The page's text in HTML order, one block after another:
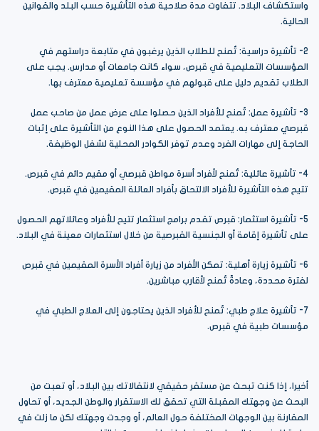
واستكشاف البلاد. تتفاوت مدة صلاحية هذه التأشيرة حسب البلد والقوانين
الحالية.
2- تأشيرة دراسية: تُمنح للطلاب الذين يرغبون في متابعة دراستهم في
المؤسسات التعليمية في قبرص، سواء كانت جامعات أو مدارس. يجب على
الطلاب تقديم دليل على قبولهم في مؤسسة تعليمية معترف بها.
3- تأشيرة عمل: تُمنح للأفراد الذين حصلوا على عرض عمل من صاحب عمل
قبرصي معترف به. يعتمد الحصول على هذا النوع من التأشيرة على إثبات
الحاجة إلى مهارات الفرد وعدم توفر الكوادر المحلية لشغل الوظيفة.
4- تأشيرة عائلية: تُمنح لأفراد أسرة مواطن قبرصي أو مقيم دائم في قبرص.
تتيح هذه التأشيرة للأفراد الالتحاق بأفراد العائلة المقيمين في قبرص.
5- تأشيرة استثمار: قبرص تقدم برامج استثمار تتيح للأفراد وعائلاتهم الحصول
على تأشيرة إقامة أو الجنسية القبرصية من خلال استثمارات معينة في البلاد.
6- تأشيرة زيارة أهلية: تمكن الأفراد من زيارة أفراد الأسرة المقيمين في قبرص
لفترة محددة، وعادةً تُمنح لأقارب مباشرين.
7- تأشيرة علاج طبي: تُمنح للأفراد الذين يحتاجون إلى العلاج الطبي في
مؤسسات طبية في قبرص.
أخيرا، إذا كنت تبحث عن مستقر حقيقي لانتقالاتك بين البلاد، أو تعبت من
البحث عن وجهتك المقبلة التي تحقق لك الاستقرار والوطن الجديد، أو تحاول
المقارنة بين الوجهات المختلفة حول العالم، أو وجدت وجهتك لكن ما زلت في